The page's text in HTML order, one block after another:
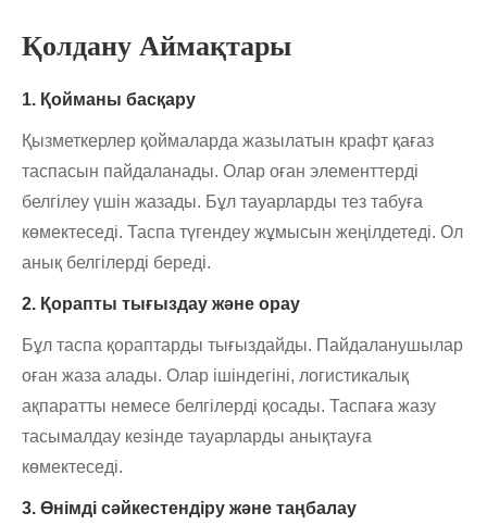
Қолдану Аймақтары
1. Қойманы басқару
Қызметкерлер қоймаларда жазылатын крафт қағаз
таспасын пайдаланады. Олар оған элементтерді
белгілеу үшін жазады. Бұл тауарларды тез табуға
көмектеседі. Таспа түгендеу жұмысын жеңілдетеді. Ол
анық белгілерді береді.
2. Қорапты тығыздау және орау
Бұл таспа қораптарды тығыздайды. Пайдаланушылар
оған жаза алады. Олар ішіндегіні, логистикалық
ақпаратты немесе белгілерді қосады. Таспаға жазу
тасымалдау кезінде тауарларды анықтауға
көмектеседі.
3. Өнімді сәйкестендіру және таңбалау